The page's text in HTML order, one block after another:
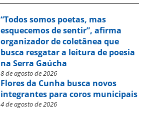
“Todos somos poetas, mas
esquecemos de sentir”, afirma
organizador de coletânea que
busca resgatar a leitura de poesia
na Serra Gaúcha
8 de agosto de 2026
Flores da Cunha busca novos
integrantes para coros municipais
4 de agosto de 2026